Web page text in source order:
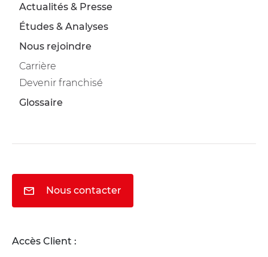
Actualités & Presse
Études & Analyses
Nous rejoindre
Carrière
Devenir franchisé
Glossaire
Nous contacter
Accès Client :